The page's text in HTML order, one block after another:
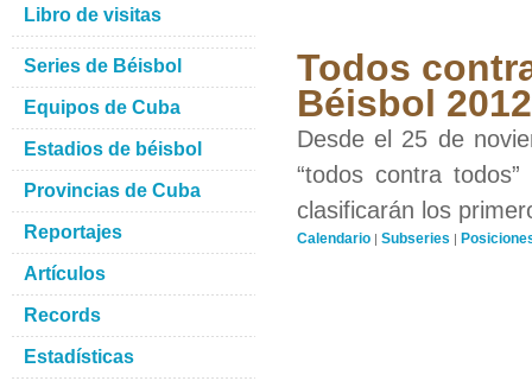
Todos
Béisbol
Desde el 25 de
“todos contra
clasificarán los
Calendario | Subseries |
Libro de visitas
Series de Béisbol
Equipos de Cuba
Estadios de béisbol
Provincias de Cuba
Reportajes
Artículos
Records
Estadísticas